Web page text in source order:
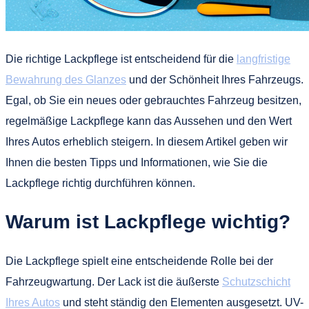
Die richtige Lackpflege ist entscheidend für die langfristige
Bewahrung des Glanzes und der Schönheit Ihres Fahrzeugs.
Egal, ob Sie ein neues oder gebrauchtes Fahrzeug besitzen,
regelmäßige Lackpflege kann das Aussehen und den Wert
Ihres Autos erheblich steigern. In diesem Artikel geben wir
Ihnen die besten Tipps und Informationen, wie Sie die
Lackpflege richtig durchführen können.
Warum ist Lackpflege wichtig?
Die Lackpflege spielt eine entscheidende Rolle bei der
Fahrzeugwartung. Der Lack ist die äußerste Schutzschicht
Ihres Autos und steht ständig den Elementen ausgesetzt. UV-